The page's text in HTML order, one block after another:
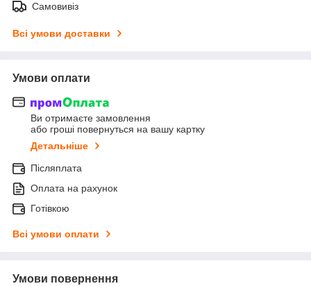
Самовивіз
Всі умови доставки
Умови оплати
Ви отримаєте замовлення
або гроші повернуться на вашу картку
Детальніше
Післяплата
Оплата на рахунок
Готівкою
Всі умови оплати
Умови повернення